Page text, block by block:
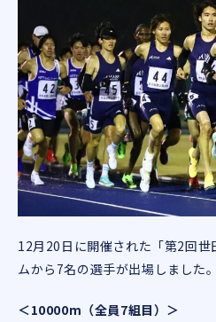
12月20日に開催された「第2回
ムから7名の選手が出場しました。
＜10000m（全員7組目）＞